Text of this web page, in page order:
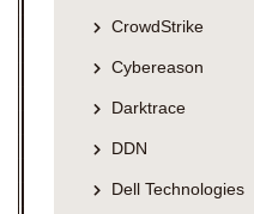
CrowdStrike
Cybereason
Darktrace
DDN
Dell Technologies